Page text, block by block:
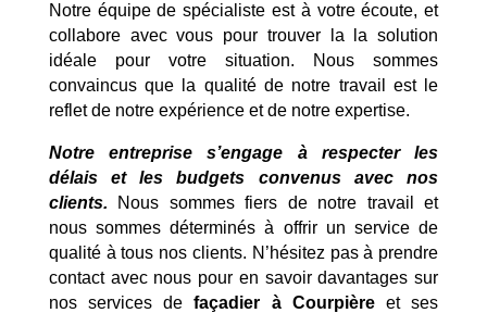
Notre équipe de spécialiste est à votre écoute, et
collabore avec vous pour trouver la la solution
idéale pour votre situation. Nous sommes
convaincus que la qualité de notre travail est le
reflet de notre expérience et de notre expertise.
Notre entreprise s’engage à respecter les
délais et les budgets convenus avec nos
clients. Nous sommes fiers de notre travail et
nous sommes déterminés à offrir un service de
qualité à tous nos clients. N’hésitez pas à prendre
contact avec nous pour en savoir davantages sur
nos services defaçadier à Courpièreet ses